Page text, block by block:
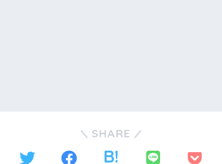
SHARE